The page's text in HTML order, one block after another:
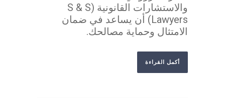
والاستشارات القانونية (S & S
Lawyers) أن يساعد في ضمان
الامتثال وحماية مصالحك.
أكمل القراءة